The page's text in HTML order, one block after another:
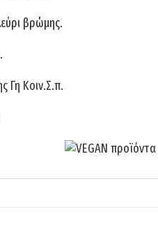
βρώμης.
Γη Κοιν.Σ.π.